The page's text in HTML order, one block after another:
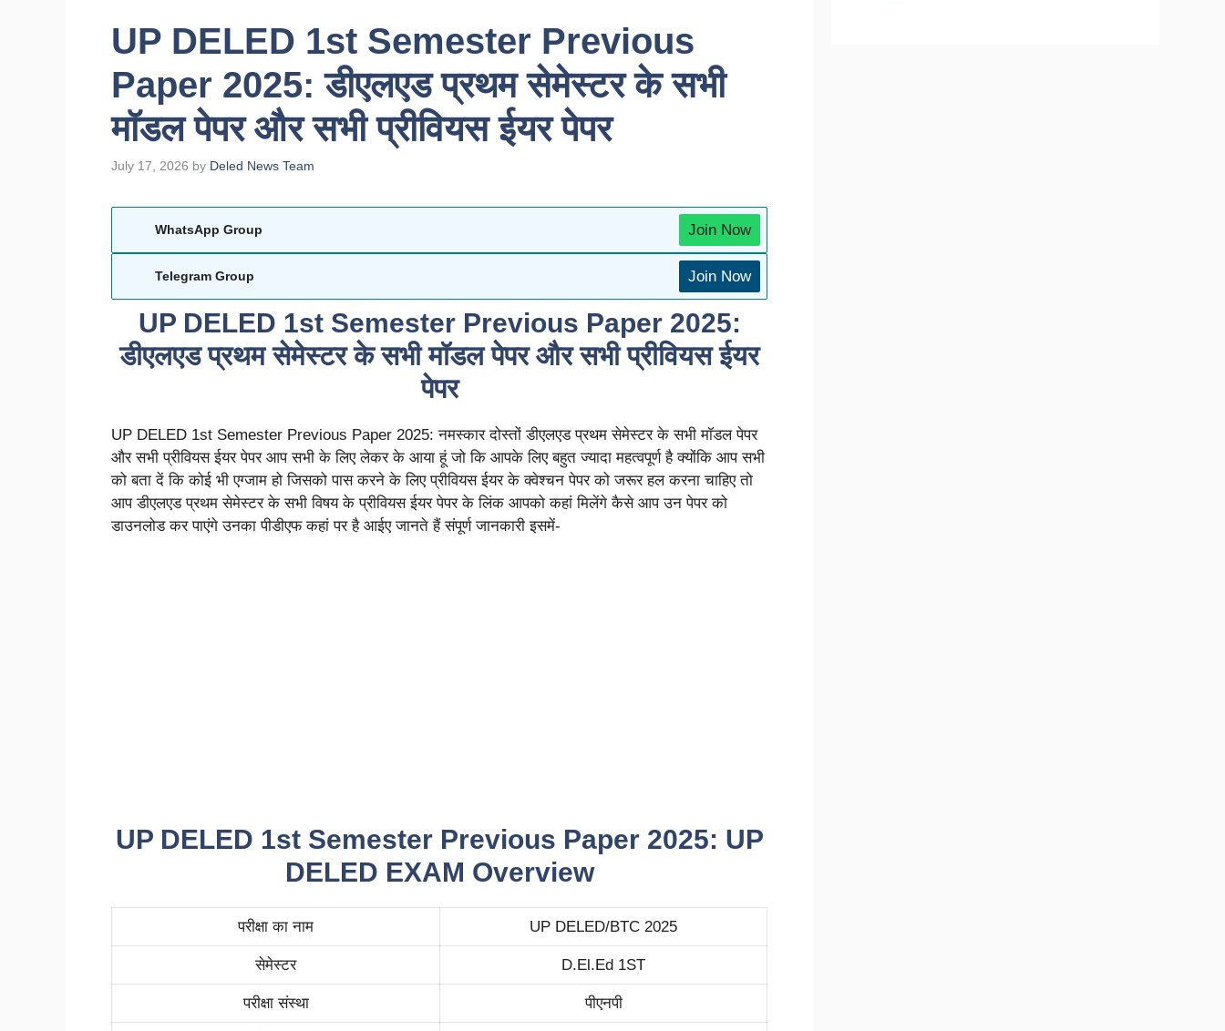
UP DELED 1st Semester Previous
Paper 2025: डीएलएड प्रथम सेमेस्टर के सभी
मॉडल पेपर और सभी प्रीवियस ईयर पेपर
July 17, 2026 by Deled News Team
WhatsApp Group Join Now
Telegram Group Join Now
UP DELED 1st Semester Previous Paper 2025:
डीएलएड प्रथम सेमेस्टर के सभी मॉडल पेपर और सभी प्रीवियस ईयर
पेपर
UP DELED 1st Semester Previous Paper 2025: नमस्कार दोस्तों डीएलएड प्रथम सेमेस्टर के सभी मॉडल पेपर
और सभी प्रीवियस ईयर पेपर आप सभी के लिए लेकर के आया हूं जो कि आपके लिए बहुत ज्यादा महत्वपूर्ण है क्योंकि आप सभी
को बता दें कि कोई भी एग्जाम हो जिसको पास करने के लिए प्रीवियस ईयर के क्वेश्चन पेपर को जरूर हल करना चाहिए तो
आप डीएलएड प्रथम सेमेस्टर के सभी विषय के प्रीवियस ईयर पेपर के लिंक आपको कहां मिलेंगे कैसे आप उन पेपर को
डाउनलोड कर पाएंगे उनका पीडीएफ कहां पर है आईए जानते हैं संपूर्ण जानकारी इसमें-
UP DELED 1st Semester Previous Paper 2025: UP
DELED EXAM Overview
परीक्षा का नाम UP DELED/BTC 2025
सेमेस्टर D.El.Ed 1ST
परीक्षा संस्था पीएनपी